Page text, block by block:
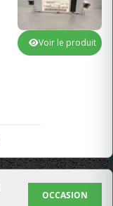
Voir le produit
OCCASION